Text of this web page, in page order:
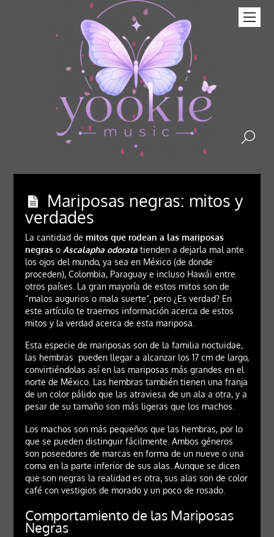
Mariposas negras: mitos y
verdades
La cantidad de mitos que rodean a las mariposas
negraso Ascalapha odoratatienden a dejarla mal ante
los ojos del mundo, ya sea en México (de donde
proceden), Colombia, Paraguay e incluso Hawái entre
otros países. La gran mayoría de estos mitos son de
“malos augurios o mala suerte”, pero ¿Es verdad? En
este artículo te traemos información acerca de estos
mitos y la verdad acerca de esta mariposa.
Esta especie de mariposas son de la familia noctuidae,
las hembras pueden llegar a alcanzar los 17 cm de largo,
convirtiéndolas así en las mariposas más grandes en el
norte de México. Las hembras también tienen una franja
de un color pálido que las atraviesa de un ala a otra, y a
pesar de su tamaño son más ligeras que los machos.
Los machos son más pequeños que las hembras, por lo
que se pueden distinguir fácilmente. Ambos géneros
son poseedores de marcas en forma de un nueve o una
coma en la parte inferior de sus alas. Aunque se dicen
que son negras la realidad es otra, sus alas son de color
café con vestigios de morado y un poco de rosado.
Comportamiento de las Mariposas
Negras